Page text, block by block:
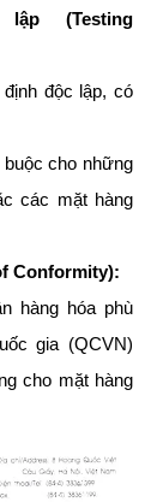
(Testing
độc lập, có
cho những
các mặt hàng
Conformity):
hàng hóa phù
gia (QCVN)
cho mặt hàng